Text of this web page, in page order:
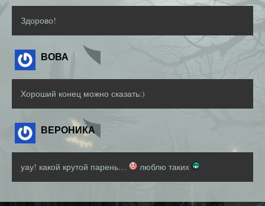
Здорово!
ВОВА
Хороший конец можно сказать:)
ВЕРОНИКА
уау! какой крутой парень… люблю таких